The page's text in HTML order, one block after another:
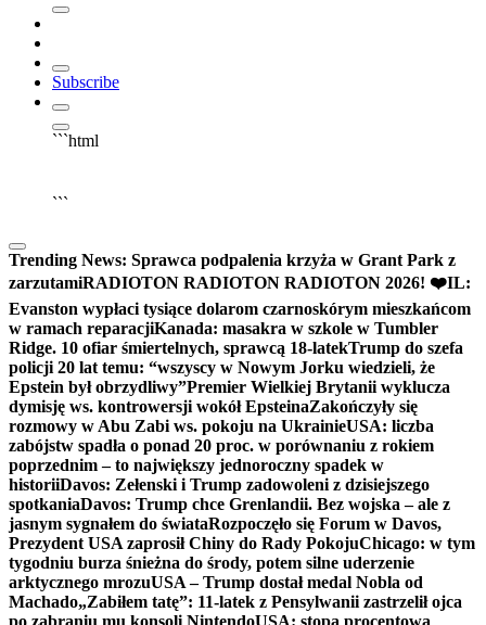
Subscribe
```html
```
Trending News: Sprawca podpalenia krzyża w Grant Park z
zarzutamiRADIOTON RADIOTON RADIOTON 2026! ❤️IL:
Evanston wypłaci tysiące dolarom czarnoskórym mieszkańcom
w ramach reparacjiKanada: masakra w szkole w Tumbler
Ridge. 10 ofiar śmiertelnych, sprawcą 18-latekTrump do szefa
policji 20 lat temu: “wszyscy w Nowym Jorku wiedzieli, że
Epstein był obrzydliwy”Premier Wielkiej Brytanii wyklucza
dymisję ws. kontrowersji wokół EpsteinaZakończyły się
rozmowy w Abu Zabi ws. pokoju na UkrainieUSA: liczba
zabójstw spadła o ponad 20 proc. w porównaniu z rokiem
poprzednim – to największy jednoroczny spadek w
historiiDavos: Zełenski i Trump zadowoleni z dzisiejszego
spotkaniaDavos: Trump chce Grenlandii. Bez wojska – ale z
jasnym sygnałem do świataRozpoczęło się Forum w Davos,
Prezydent USA zaprosił Chiny do Rady PokojuChicago: w tym
tygodniu burza śnieżna do środy, potem silne uderzenie
arktycznego mrozuUSA – Trump dostał medal Nobla od
Machado„Zabiłem tatę”: 11-latek z Pensylwanii zastrzelił ojca
po zabraniu mu konsoli NintendoUSA: stopa procentowa